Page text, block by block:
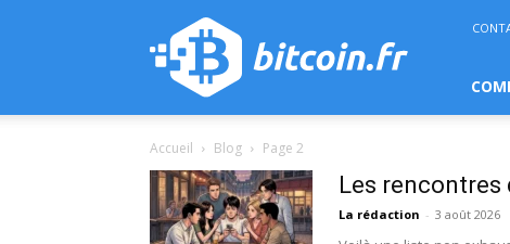
bitcoin.fr
Accueil Blog Page 2
Les rencontres
La rédaction - 3 août 2026